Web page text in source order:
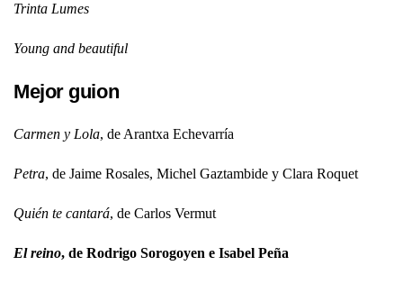
Trinta Lumes
Young and beautiful
Mejor guion
Carmen y Lola, de Arantxa Echevarría
Petra, de Jaime Rosales, Michel Gaztambide y Clara Roquet
Quién te cantará, de Carlos Vermut
El reino, de Rodrigo Sorogoyen e Isabel Peña